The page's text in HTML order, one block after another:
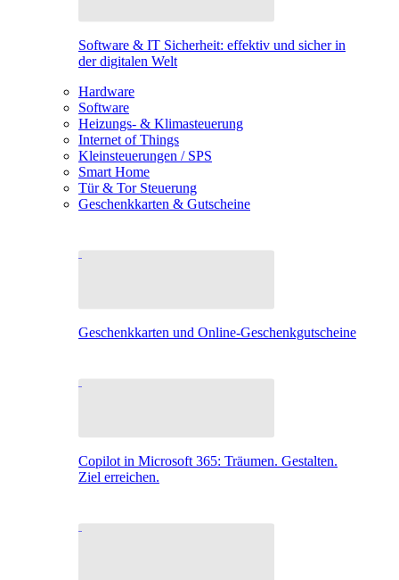
Software & IT Sicherheit: effektiv und sicher in
der digitalen Welt
Hardware
Software
Heizungs- & Klimasteuerung
Internet of Things
Kleinsteuerungen / SPS
Smart Home
Tür & Tor Steuerung
Geschenkkarten & Gutscheine
Geschenkkarten und Online-Geschenkgutscheine
Copilot in Microsoft 365: Träumen. Gestalten.
Ziel erreichen.